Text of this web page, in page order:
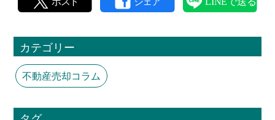
カテゴリー
不動産売却コラム